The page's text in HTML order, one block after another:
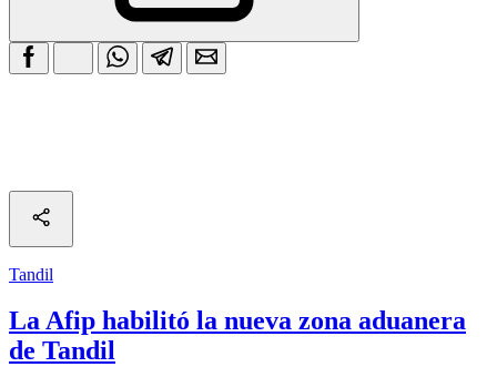
Tandil
La Afip habilitó la nueva zona aduanera
de Tandil